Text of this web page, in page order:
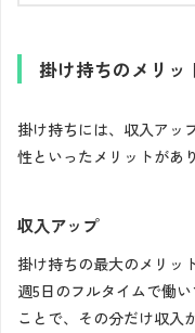
掛け持ちのメリッ
掛け持ちには、収入アッ
性といったメリットがあ
収入アップ
掛け持ちの最大のメリッ
週5日のフルタイムで働
ことで、その分だけ収入